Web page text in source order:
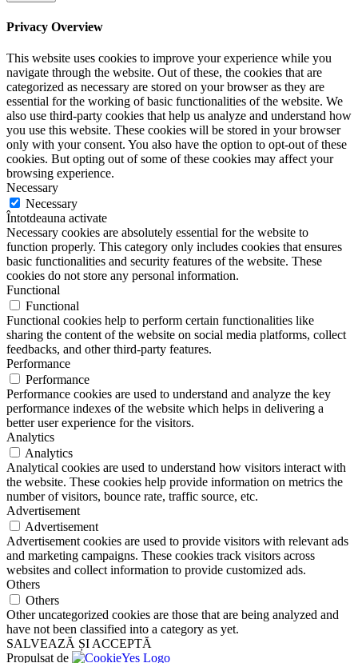
Privacy Overview
This website uses cookies to improve your experience while you
navigate through the website. Out of these, the cookies that are
categorized as necessary are stored on your browser as they are
essential for the working of basic functionalities of the website. We
also use third-party cookies that help us analyze and understand how
you use this website. These cookies will be stored in your browser
only with your consent. You also have the option to opt-out of these
cookies. But opting out of some of these cookies may affect your
browsing experience.
Necessary
Necessary
Întotdeauna activate
Necessary cookies are absolutely essential for the website to
function properly. This category only includes cookies that ensures
basic functionalities and security features of the website. These
cookies do not store any personal information.
Functional
Functional
Functional cookies help to perform certain functionalities like
sharing the content of the website on social media platforms, collect
feedbacks, and other third-party features.
Performance
Performance
Performance cookies are used to understand and analyze the key
performance indexes of the website which helps in delivering a
better user experience for the visitors.
Analytics
Analytics
Analytical cookies are used to understand how visitors interact with
the website. These cookies help provide information on metrics the
number of visitors, bounce rate, traffic source, etc.
Advertisement
Advertisement
Advertisement cookies are used to provide visitors with relevant ads
and marketing campaigns. These cookies track visitors across
websites and collect information to provide customized ads.
Others
Others
Other uncategorized cookies are those that are being analyzed and
have not been classified into a category as yet.
SALVEAZĂ ȘI ACCEPTĂ
Propulsat de